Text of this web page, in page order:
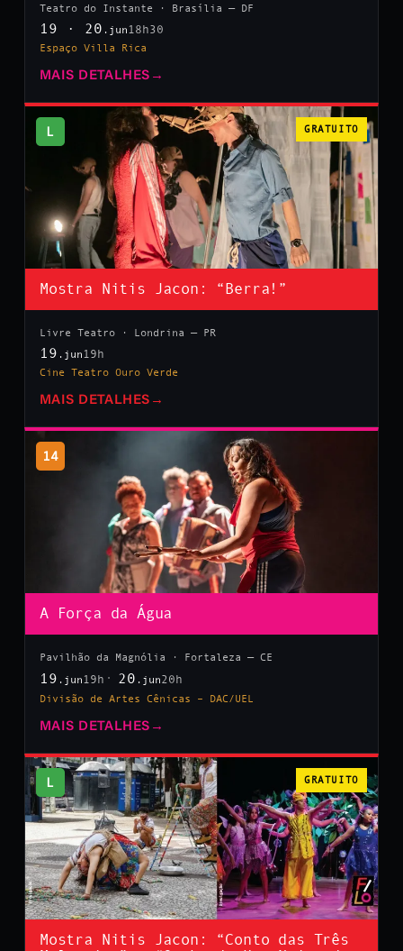
Teatro do Instante · Brasília — DF
19 · 20 .jun 18h30
Espaço Villa Rica
MAIS DETALHES →
L GRATUITO
Mostra Nitis Jacon: “Berra!”
Livre Teatro · Londrina — PR
19 .jun 19h
Cine Teatro Ouro Verde
MAIS DETALHES →
14
A Força da Água
Pavilhão da Magnólia · Fortaleza — CE
19 .jun 19h 20 .jun20h
Divisão de Artes Cênicas – DAC/UEL
MAIS DETALHES →
L GRATUITO
Mostra Nitis Jacon: “Conto das Três